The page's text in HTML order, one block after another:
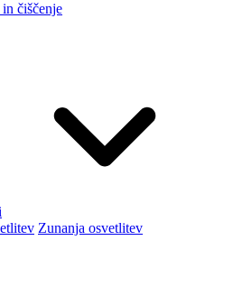
čiščenje
Zunanja osvetlitev